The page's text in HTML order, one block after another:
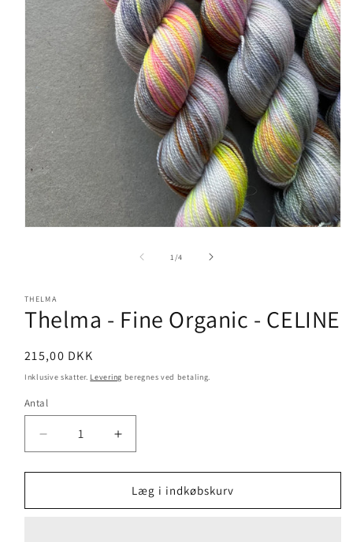
1 /af
4
THELMA
Thelma - Fine Organic - CELINE
Normalpris
215,00 DKK
Inklusive skatter. Levering beregnes ved betaling.
Antal
Reducer
antallet
for
-
Øg
antallet
for
Thelma
-
Læg i indkøbskurv